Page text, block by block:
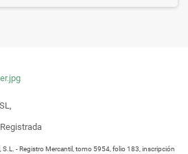
- Registro Mercantil, tomo 5954, folio 183, inscripción